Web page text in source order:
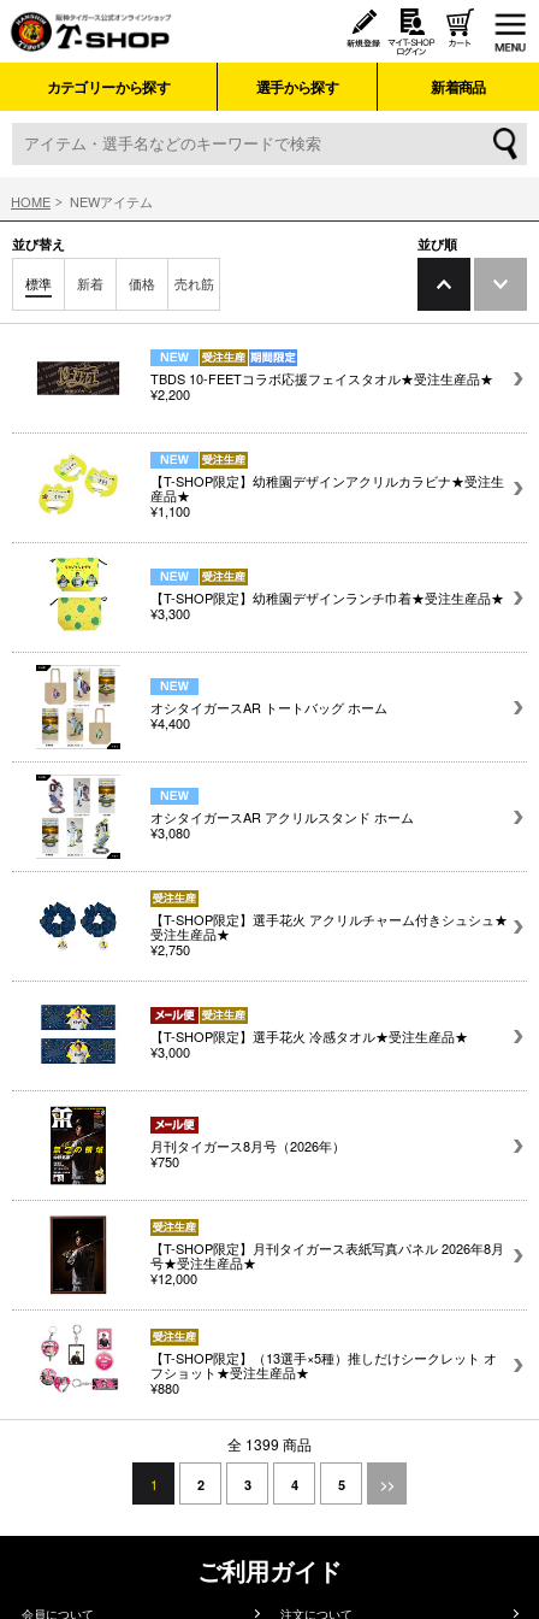
カテゴリーから探す 選手から探す 新着商品
HOME NEWアイテム
並び替え
標準 新着 価格 売れ筋
並び順
TBDS 10-FEETコラボ応援フェイスタオル★受注生産品★
¥2,200
【T-SHOP限定】幼稚園デザインアクリルカラビナ★受注生
産品★
¥1,100
【T-SHOP限定】幼稚園デザインランチ巾着★受注生産品★
¥3,300
オシタイガースAR トートバッグ ホーム
¥4,400
オシタイガースAR アクリルスタンド ホーム
¥3,080
【T-SHOP限定】選手花火 アクリルチャーム付きシュシュ★
受注生産品★
¥2,750
【T-SHOP限定】選手花火 冷感タオル★受注生産品★
¥3,000
月刊タイガース8月号（2026年）
¥750
【T-SHOP限定】月刊タイガース表紙写真パネル 2026年8月
号★受注生産品★
¥12,000
【T-SHOP限定】（13選手×5種）推しだけシークレット オ
フショット★受注生産品★
¥880
全 1399 商品
1 2 3 4 5 >>
ご利用ガイド
会員について 注文について